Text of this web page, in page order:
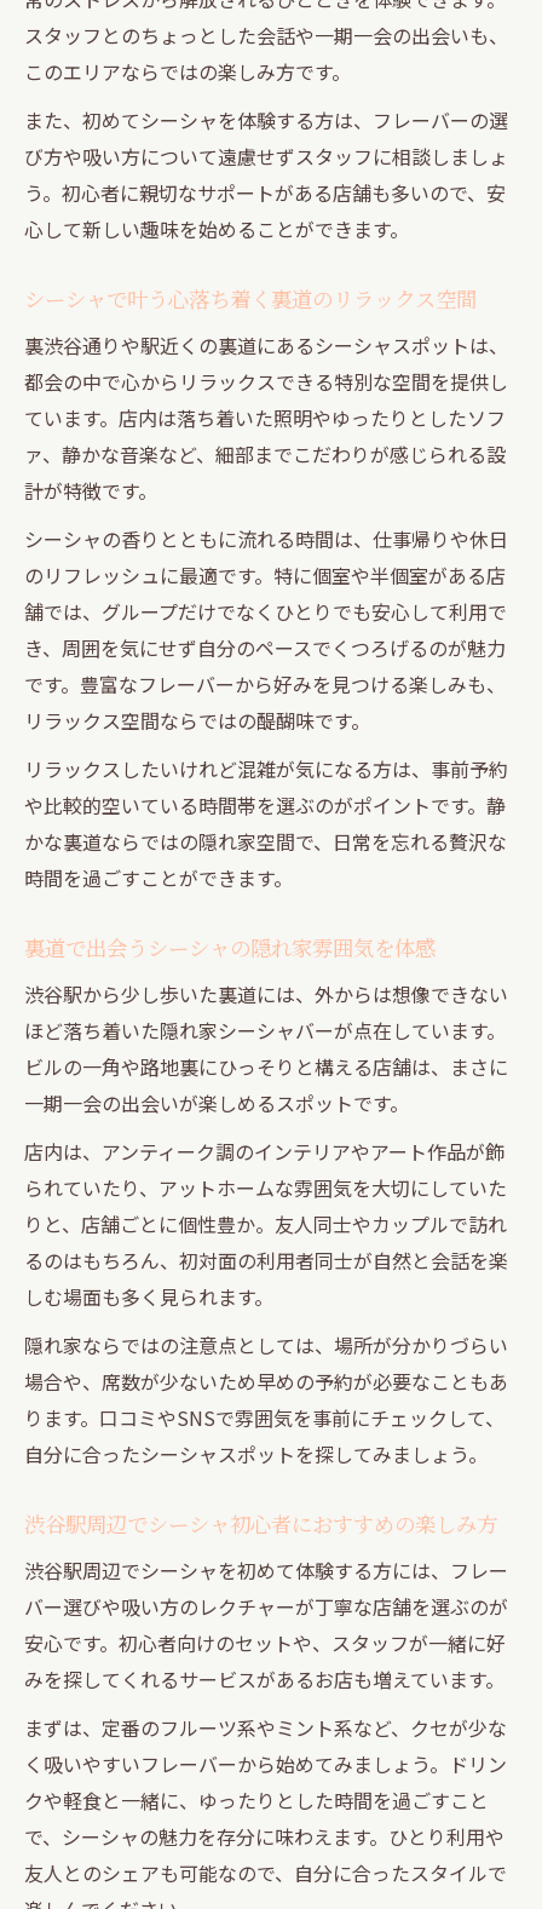
スタッフとのちょっとした会話や一期一会の出会いも、
このエリアならではの楽しみ方です。
また、初めてシーシャを体験する方は、フレーバーの選
び方や吸い方について遠慮せずスタッフに相談しましょ
う。初心者に親切なサポートがある店舗も多いので、安
心して新しい趣味を始めることができます。
シーシャで叶う心落ち着く裏道のリラックス空間
裏渋谷通りや駅近くの裏道にあるシーシャスポットは、
都会の中で心からリラックスできる特別な空間を提供し
ています。店内は落ち着いた照明やゆったりとしたソフ
ァ、静かな音楽など、細部までこだわりが感じられる設
計が特徴です。
シーシャの香りとともに流れる時間は、仕事帰りや休日
のリフレッシュに最適です。特に個室や半個室がある店
舗では、グループだけでなくひとりでも安心して利用で
き、周囲を気にせず自分のペースでくつろげるのが魅力
です。豊富なフレーバーから好みを見つける楽しみも、
リラックス空間ならではの醍醐味です。
リラックスしたいけれど混雑が気になる方は、事前予約
や比較的空いている時間帯を選ぶのがポイントです。静
かな裏道ならではの隠れ家空間で、日常を忘れる贅沢な
時間を過ごすことができます。
裏道で出会うシーシャの隠れ家雰囲気を体感
渋谷駅から少し歩いた裏道には、外からは想像できない
ほど落ち着いた隠れ家シーシャバーが点在しています。
ビルの一角や路地裏にひっそりと構える店舗は、まさに
一期一会の出会いが楽しめるスポットです。
店内は、アンティーク調のインテリアやアート作品が飾
られていたり、アットホームな雰囲気を大切にしていた
りと、店舗ごとに個性豊か。友人同士やカップルで訪れ
るのはもちろん、初対面の利用者同士が自然と会話を楽
しむ場面も多く見られます。
隠れ家ならではの注意点としては、場所が分かりづらい
場合や、席数が少ないため早めの予約が必要なこともあ
ります。口コミやSNSで雰囲気を事前にチェックして、
自分に合ったシーシャスポットを探してみましょう。
渋谷駅周辺でシーシャ初心者におすすめの楽しみ方
渋谷駅周辺でシーシャを初めて体験する方には、フレー
バー選びや吸い方のレクチャーが丁寧な店舗を選ぶのが
安心です。初心者向けのセットや、スタッフが一緒に好
みを探してくれるサービスがあるお店も増えています。
まずは、定番のフルーツ系やミント系など、クセが少な
く吸いやすいフレーバーから始めてみましょう。ドリン
クや軽食と一緒に、ゆったりとした時間を過ごすこと
で、シーシャの魅力を存分に味わえます。ひとり利用や
友人とのシェアも可能なので、自分に合ったスタイルで